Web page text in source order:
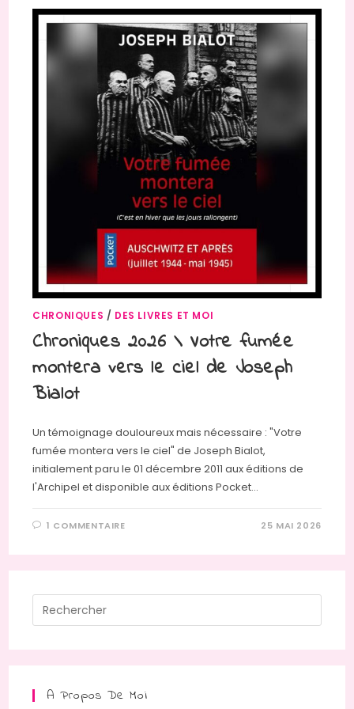
CHRONIQUES / DES LIVRES ET MOI
Chroniques 2026 \ Votre fumée
montera vers le ciel de Joseph
Bialot
Un témoignage douloureux mais nécessaire : "Votre
fumée montera vers le ciel" de Joseph Bialot,
initialement paru le 01 décembre 2011 aux éditions de
l'Archipel et disponible aux éditions Pocket…
1 COMMENTAIRE 25 MAI 2026
A Propos De Moi